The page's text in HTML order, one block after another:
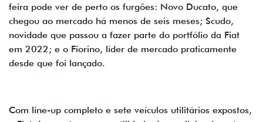
feira pode ver de perto os furgões: Novo Ducato, que
chegou ao mercado há menos de seis meses; Scudo,
novidade que passou a fazer parte do portfólio da Fiat
em 2022; e o Fiorino, líder de mercado praticamente
desde que foi lançado.
Com line-up completo e sete veículos utilitários expostos,